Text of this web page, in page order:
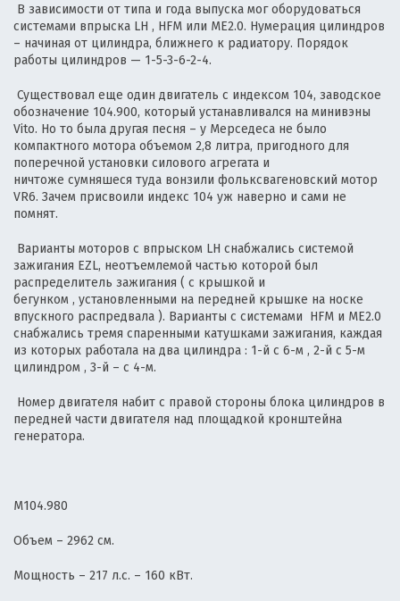
В зависимости от типа и года выпуска мог оборудоваться
системами впрыска LH , HFM или ME2.0. Нумерация цилиндров
– начиная от цилиндра, ближнего к радиатору. Порядок
работы цилиндров — 1-5-3-6-2-4.
Существовал еще один двигатель с индексом 104, заводское
обозначение 104.900, который устанавливался на минивэны
Vito. Но то была другая песня – у Мерседеса не было
компактного мотора объемом 2,8 литра, пригодного для
поперечной установки силового агрегата и
ничтоже сумняшеся туда вонзили фольксвагеновский мотор
VR6. Зачем присвоили индекс 104 уж наверно и сами не
помнят.
Варианты моторов с впрыском LH снабжались системой
зажигания EZL, неотъемлемой частью которой был
распределитель зажигания ( с крышкой и
бегунком , установленными на передней крышке на носке
впускного распредвала ). Варианты с системами HFM и ME2.0
снабжались тремя спаренными катушками зажигания, каждая
из которых работала на два цилиндра : 1-й с 6-м , 2-й с 5-м
цилиндром , 3-й – с 4-м.
Номер двигателя набит с правой стороны блока цилиндров в
передней части двигателя над площадкой кронштейна
генератора.
М104.980
Объем – 2962 см.
Мощность – 217 л.с. – 160 кВт.